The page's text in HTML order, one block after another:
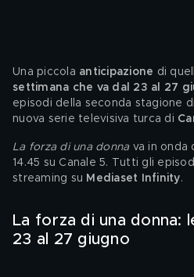
Una piccola anticipazione di
settimana che va dal 23 al 27
episodi della seconda stagione di
nuova serie televisiva turca di
La forza di una donna va in onda
14.45 su Canale 5. Tutti gli
streaming su Mediaset Infinity.
La forza di una donna:
23 al 27 giugno